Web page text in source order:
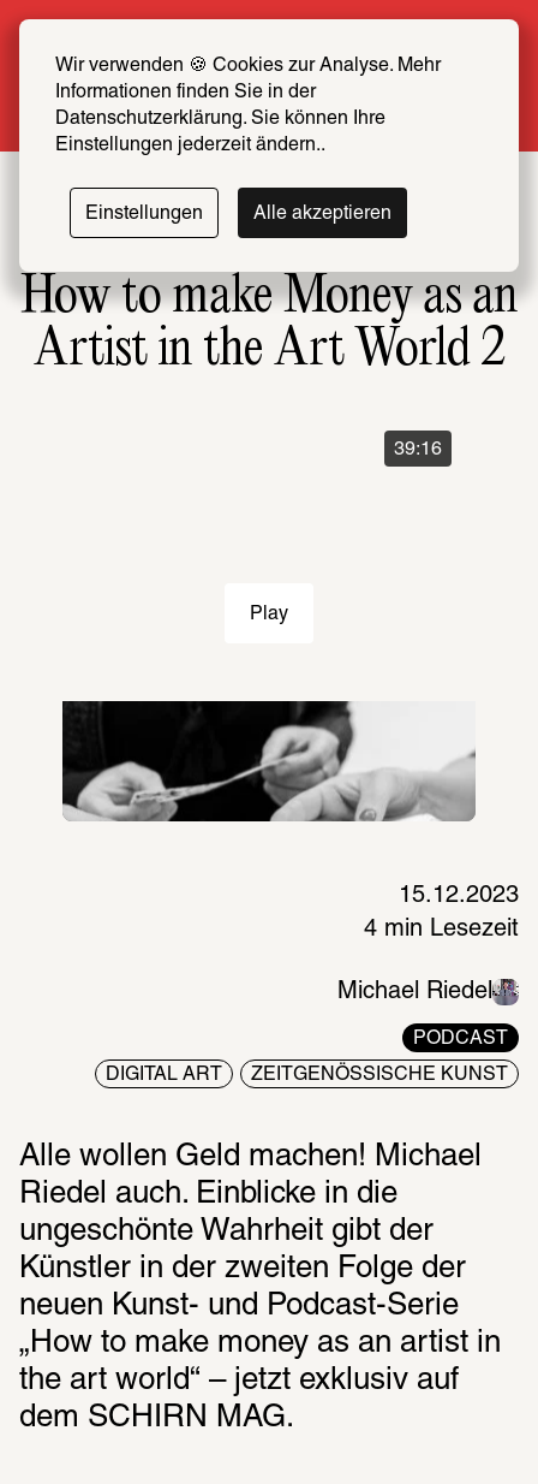
Wir verwenden 🍪 Cookies zur Analyse. Mehr
Informationen finden Sie in der
Datenschutzerklärung. Sie können Ihre
Einstellungen jederzeit ändern..
Einstellungen Alle akzeptieren
SCHIRN FREUND*IN werden
Mehr erfahren
How to make Money as an
Artist in the Art World 2
Play
39:16
15.12.2023
4 min Lesezeit
Michael Riedel
PODCAST
DIGITAL ART ZEITGENÖSSISCHE KUNST
Alle wollen Geld machen! Michael
Riedel auch. Einblicke in die
ungeschönte Wahrheit gibt der
Künstler in der zweiten Folge der
neuen Kunst- und Podcast-Serie
„How to make money as an artist in
the art world“ – jetzt exklusiv auf
dem SCHIRN MAG.